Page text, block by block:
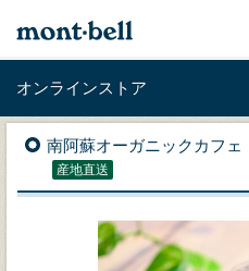
オンラインストア
南阿蘇オーガニックカフ
産地直送